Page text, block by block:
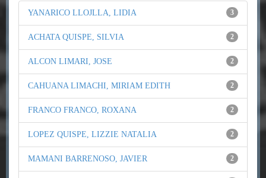
3
YANARICO LLOJLLA, LIDIA
2
ACHATA QUISPE, SILVIA
2
ALCON LIMARI, JOSE
2
CAHUANA LIMACHI, MIRIAM EDITH
2
FRANCO FRANCO, ROXANA
2
LOPEZ QUISPE, LIZZIE NATALIA
2
MAMANI BARRENOSO, JAVIER